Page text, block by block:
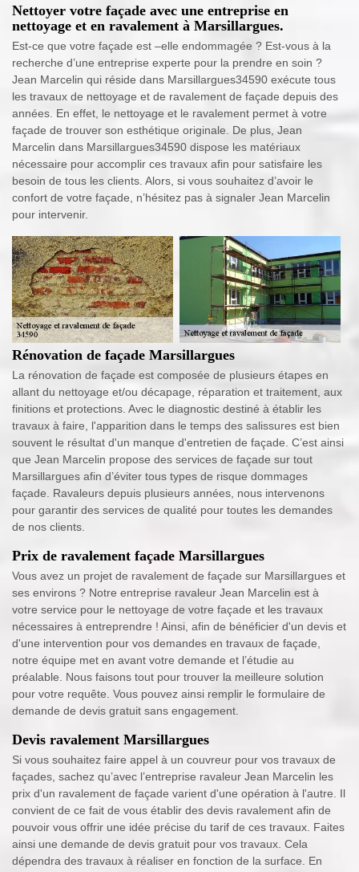
Nettoyer votre façade avec une entreprise en
nettoyage et en ravalement à Marsillargues.
Est-ce que votre façade est –elle endommagée ? Est-vous à la
recherche d’une entreprise experte pour la prendre en soin ?
Jean Marcelin qui réside dans Marsillargues34590 exécute tous
les travaux de nettoyage et de ravalement de façade depuis des
années. En effet, le nettoyage et le ravalement permet à votre
façade de trouver son esthétique originale. De plus, Jean
Marcelin dans Marsillargues34590 dispose les matériaux
nécessaire pour accomplir ces travaux afin pour satisfaire les
besoin de tous les clients. Alors, si vous souhaitez d’avoir le
confort de votre façade, n’hésitez pas à signaler Jean Marcelin
pour intervenir.
Rénovation de façade Marsillargues
La rénovation de façade est composée de plusieurs étapes en
allant du nettoyage et/ou décapage, réparation et traitement, aux
finitions et protections. Avec le diagnostic destiné à établir les
travaux à faire, l'apparition dans le temps des salissures est bien
souvent le résultat d'un manque d'entretien de façade. C’est ainsi
que Jean Marcelin propose des services de façade sur tout
Marsillargues afin d’éviter tous types de risque dommages
façade. Ravaleurs depuis plusieurs années, nous intervenons
pour garantir des services de qualité pour toutes les demandes
de nos clients.
Prix de ravalement façade Marsillargues
Vous avez un projet de ravalement de façade sur Marsillargues et
ses environs ? Notre entreprise ravaleur Jean Marcelin est à
votre service pour le nettoyage de votre façade et les travaux
nécessaires à entreprendre ! Ainsi, afin de bénéficier d'un devis et
d'une intervention pour vos demandes en travaux de façade,
notre équipe met en avant votre demande et l’étudie au
préalable. Nous faisons tout pour trouver la meilleure solution
pour votre requête. Vous pouvez ainsi remplir le formulaire de
demande de devis gratuit sans engagement.
Devis ravalement Marsillargues
Si vous souhaitez faire appel à un couvreur pour vos travaux de
façades, sachez qu’avec l’entreprise ravaleur Jean Marcelin les
prix d'un ravalement de façade varient d'une opération à l'autre. Il
convient de ce fait de vous établir des devis ravalement afin de
pouvoir vous offrir une idée précise du tarif de ces travaux. Faites
ainsi une demande de devis gratuit pour vos travaux. Cela
dépendra des travaux à réaliser en fonction de la surface. En